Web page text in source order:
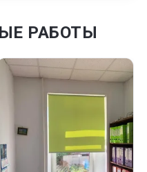
РАБОТЫ